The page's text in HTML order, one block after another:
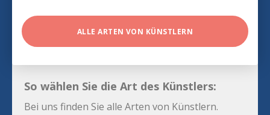
ALLE ARTEN VON KÜNSTLERN
So wählen Sie die Art des Künstlers:
Bei uns finden Sie alle Arten von Künstlern.